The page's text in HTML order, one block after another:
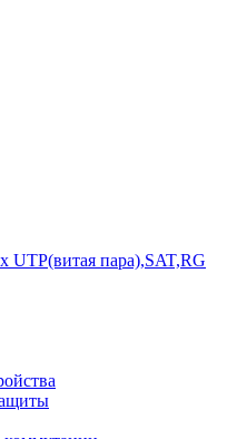
UTP(витая пара),SAT,RG